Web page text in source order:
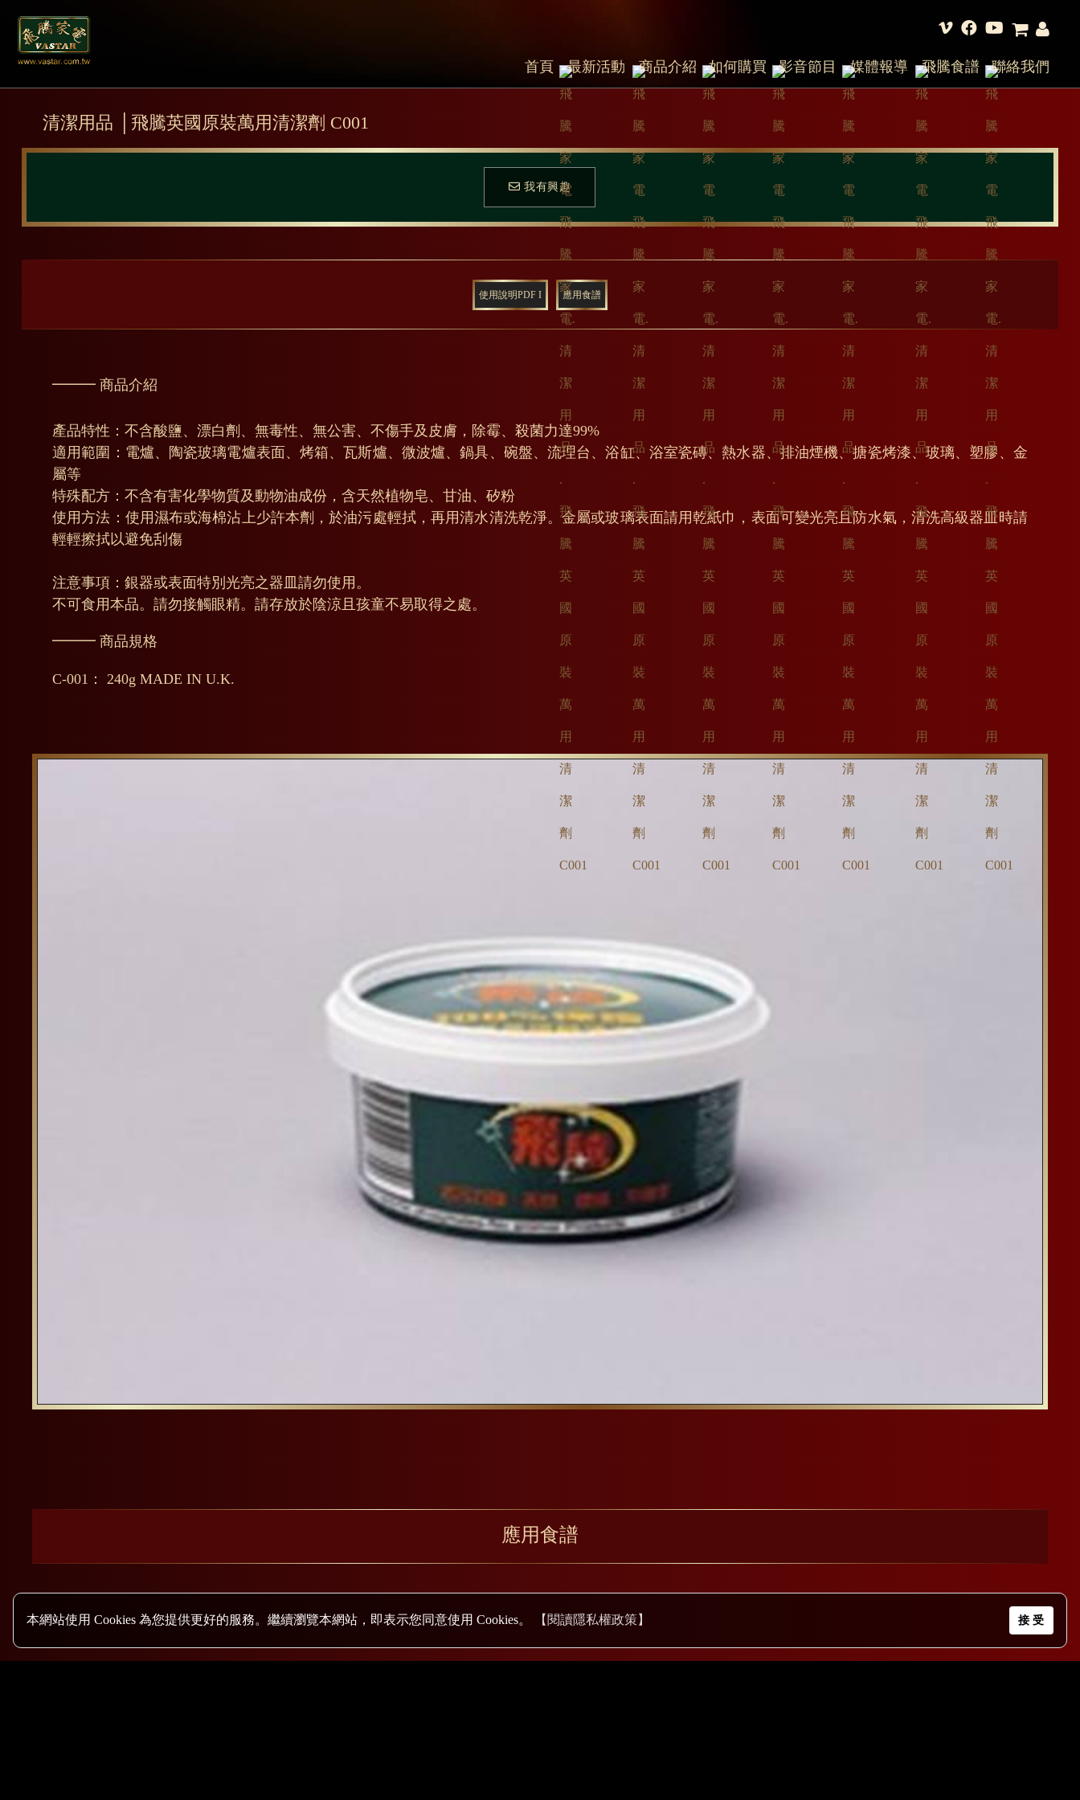
本網站使用 Cookies 為您提供更好的服務。繼續瀏覽本網站，即表示您同意使用 Cookies。 【閱讀隱私權政策】 接 受
首頁 最新活動 商品介紹 如何購買 影音節目 媒體報導 飛騰食譜 聯絡我們
清潔用品 │飛騰英國原裝萬用清潔劑 C001
我有興趣
使用說明PDF I 應用食譜
━━━ 商品介紹
產品特性：不含酸鹽、漂白劑、無毒性、無公害、不傷手及皮膚，除霉、殺菌力達99%
適用範圍：電爐、陶瓷玻璃電爐表面、烤箱、瓦斯爐、微波爐、鍋具、碗盤、流理台、浴缸、浴室瓷磚、熱水器、排油煙機、搪瓷烤漆、玻璃、塑膠、金
屬等
特殊配方：不含有害化學物質及動物油成份，含天然植物皂、甘油、矽粉
使用方法：使用濕布或海棉沾上少許本劑，於油污處輕拭，再用清水清洗乾淨。金屬或玻璃表面請用乾紙巾，表面可變光亮且防水氣，清洗高級器皿時請
輕輕擦拭以避免刮傷
注意事項：銀器或表面特別光亮之器皿請勿使用。
不可食用本品。請勿接觸眼精。請存放於陰涼且孩童不易取得之處。
━━━ 商品規格
C-001： 240g MADE IN U.K.
應用食譜